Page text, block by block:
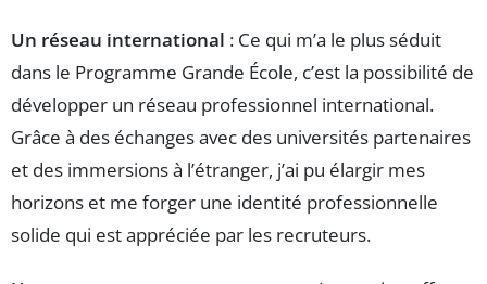
Un réseau international : Ce qui m’a le plus séduit
dans le Programme Grande École, c’est la possibilité de
développer un réseau professionnel international.
Grâce à des échanges avec des universités partenaires
et des immersions à l’étranger, j’ai pu élargir mes
horizons et me forger une identité professionnelle
solide qui est appréciée par les recruteurs.